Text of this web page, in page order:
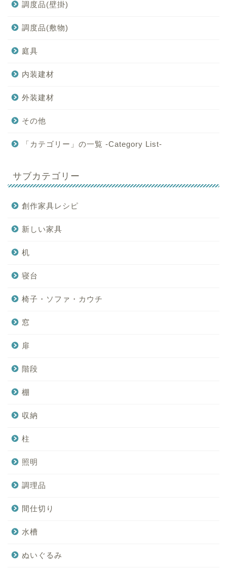
調度品(壁掛)
調度品(敷物)
庭具
内装建材
外装建材
その他
「カテゴリー」の一覧 -Category List-
サブカテゴリー
創作家具レシピ
新しい家具
机
寝台
椅子・ソファ・カウチ
窓
扉
階段
棚
収納
柱
照明
調理品
間仕切り
水槽
ぬいぐるみ